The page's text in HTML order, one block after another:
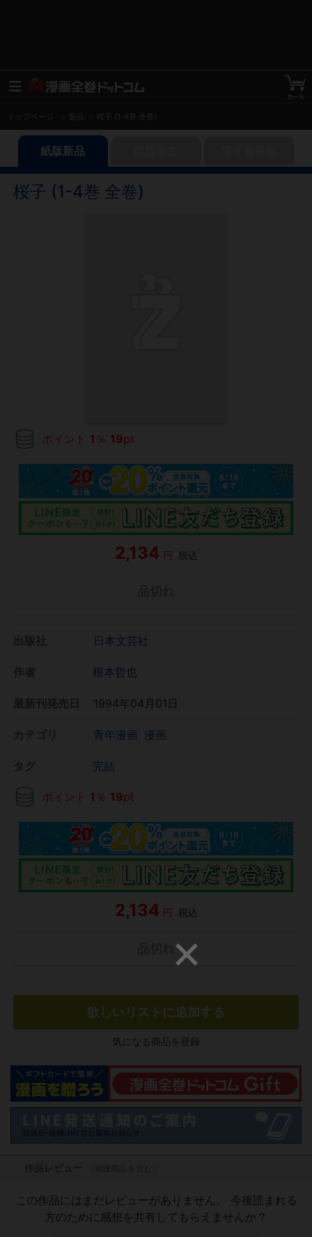
トップページ 桜子 (1-4巻 全巻)
紙版新品
桜子 (1-4巻 全巻)
ポイント 1 ％ 19pt
2,134 円 税込
日本文芸社
根本哲也
1994年04月01日
青年漫画 漫画
完結
ポイント 1 ％ 19pt
2,134 円 税込
欲しいリストに追加する
気になる商品を登録
この作品にはまだレビューがありません。 今後読まれる
方のために感想を共有してもらえませんか？